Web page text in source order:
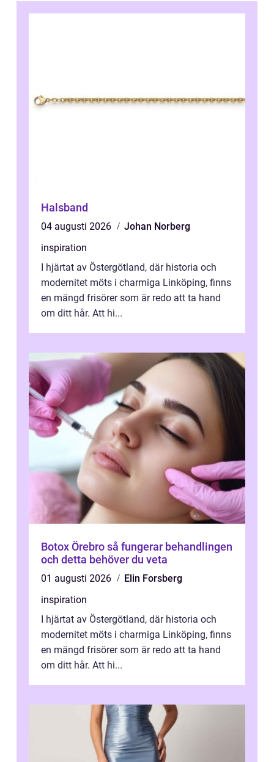
Halsband
04 augusti 2026
Johan Norberg
inspiration
I hjärtat av Östergötland, där historia och
modernitet möts i charmiga Linköping, finns
en mängd frisörer som är redo att ta hand
om ditt hår. Att hi...
Botox Örebro så fungerar behandlingen
och detta behöver du veta
01 augusti 2026
Elin Forsberg
inspiration
I hjärtat av Östergötland, där historia och
modernitet möts i charmiga Linköping, finns
en mängd frisörer som är redo att ta hand
om ditt hår. Att hi...